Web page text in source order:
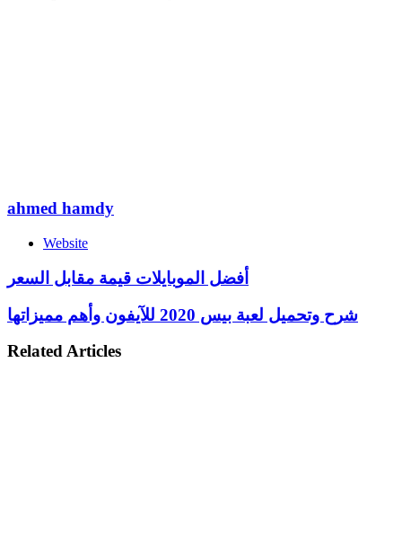
ahmed hamdy
Website
أفضل الموبايلات قيمة مقابل السعر
شرح وتحميل لعبة بيس 2020 للآيفون وأهم مميزاتها
Related Articles